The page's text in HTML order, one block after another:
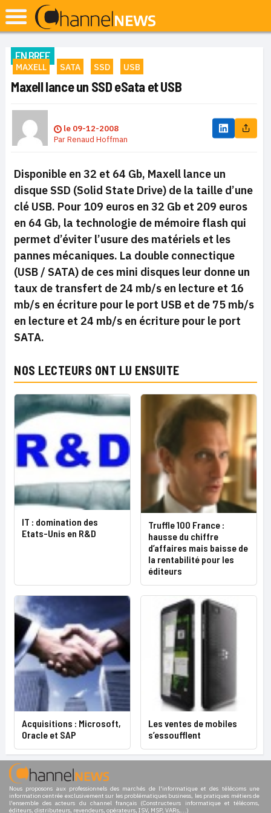
EN BREF
MAXELL SATA SSD USB
Maxell lance un SSD eSata et USB
le 09-12-2008
ParRenaud Hoffman
Disponible en 32 et 64 Gb, Maxell lance un
disque SSD (Solid State Drive) de la taille d’une
clé USB. Pour 109 euros en 32 Gb et 209 euros
en 64 Gb, la technologie de mémoire flash qui
permet d’éviter l’usure des matériels et les
pannes mécaniques. La double connectique
(USB / SATA) de ces mini disques leur donne un
taux de transfert de 24 mb/s en lecture et 16
mb/s en écriture pour le port USB et de 75 mb/s
en lecture et 24 mb/s en écriture pour le port
SATA.
NOS LECTEURS ONT LU ENSUITE
IT : domination des
Etats-Unis en R&D
Truffle 100 France :
hausse du chiffre
d’affaires mais baisse de
la rentabilité pour les
éditeurs
Acquisitions : Microsoft,
Oracle et SAP
Les ventes de mobiles
s’essoufflent
Nous proposons aux professionnels des marchés de l'informatique et des télécoms une
information centrée exclusivement sur les problématiques business, les pratiques métiers de
l'ensemble des acteurs du channel français (Constructeurs informatique et télécoms,
éditeurs, distributeurs, revendeurs, opérateurs, ISV, MSP, VARs,...)